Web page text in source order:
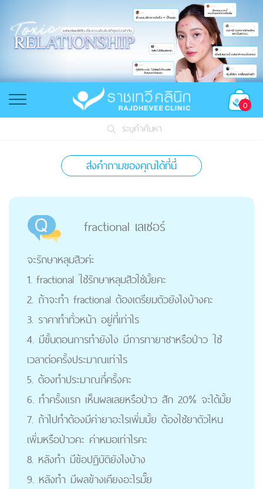
0
ระบุคำค้นหา
ส่งคำถามของคุณได้ที่นี่
fractional เลเซอร์
จะรักษาหลุมสิวค่ะ
1. fractional ใช้รักษาหลุมสิวใช่มั้ยคะ
2. ถ้าจะทำ fractional ต้องเตรียมตัวยังไงบ้างคะ
3. ราคาทำทั่วหน้า อยู่ที่เท่าไร
4. มีขั้นตอนการทำยังไง มีการทายาชาหรือป่าว ใช้
เวลาต่อครั้งประมาณเท่าไร
5. ต้องทำประมาณกี่ครั้งคะ
6. ทำครั้งแรก เห็นผลเลยหรือป่าว สัก 20% จะได้มั้ย
7. ถ้าไปทำต้องมีค่ายาอะไรเพิ่มมั้ย ต้องใช้ยาตัวไหน
เพิ่มหรือป่าวคะ ค่าหมอเท่าไรคะ
8. หลังทำ มีข้อปฎิบัติยังไงบ้าง
9. หลังทำ มีผลข้างเคียงอะไรมั๊ย